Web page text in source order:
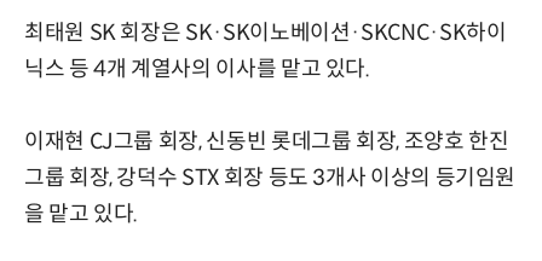
최태원 SK 회장은 SK·SK이노베이션·SKCNC·SK하이
닉스 등 4개 계열사의 이사를 맡고 있다.
이재현 CJ그룹 회장, 신동빈 롯데그룹 회장, 조양호 한진
그룹 회장, 강덕수 STX 회장 등도 3개사 이상의 등기임원
을 맡고 있다.